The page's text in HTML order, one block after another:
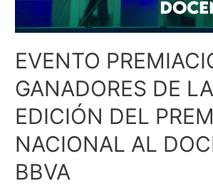
EVENTO
GANADORES DE
EDICIÓN DEL
NACIONAL AL
BBVA